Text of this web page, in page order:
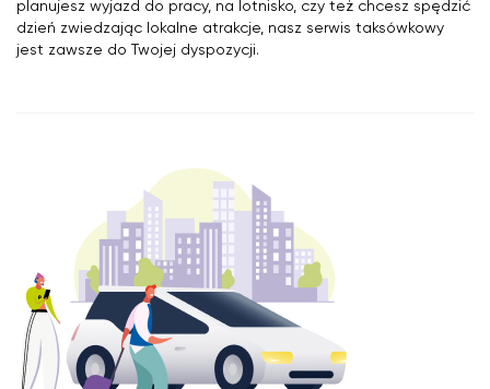
planujesz wyjazd do pracy, na lotnisko, czy też chcesz spędzić
dzień zwiedzając lokalne atrakcje, nasz serwis taksówkowy
jest zawsze do Twojej dyspozycji.